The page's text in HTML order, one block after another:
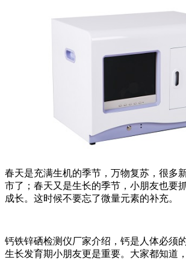
春天是充满生机的季节，万物复苏，很多
市了；春天又是生长的季节，小朋友也要
成长。这时候不要忘了微量元素的补充。
钙铁锌硒检测仪厂家介绍，钙是人体必须
生长发育期小朋友更是重要。大家都知道